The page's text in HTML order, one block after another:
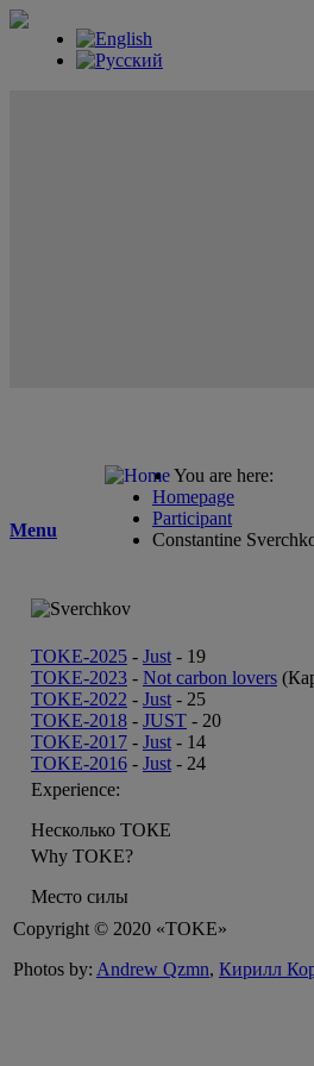
Menu
You are here:
Homepage
Participant
Constantine
TOKE-2025 - Just - 19
TOKE-2023 - Not carbon lovers
TOKE-2022 - Just - 25
TOKE-2018 - JUST - 20
TOKE-2017 - Just - 14
TOKE-2016 - Just - 24
Experience:
Несколько ТОКЕ
Why TOKE?
Место силы
Copyright © 2020 «TOKE»
Photos by: Andrew Qzmn, Кирилл